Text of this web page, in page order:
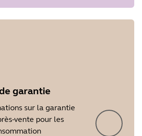
garantie
sur la garantie
vente pour les